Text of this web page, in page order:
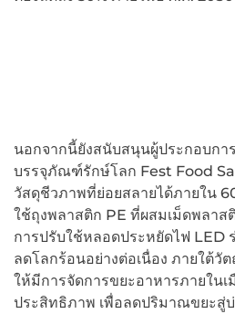
นอกจากนี้ยังสนับสนุนผู้ประกอบกา
บรรจุภัณฑ์รักษ์โลก Fest Food
วัสดุชีวภาพที่ย่อยสลายได้ภายใน
ใช้ถุงพลาสติก PE ที่ผสมเม็ดพลาส
การปรับใช้หลอดประหยัดไฟ LED
ลดโลกร้อนอย่างต่อเนื่อง ภายใต้วั
ให้มีการจัดการขยะอาหารภายใน
ประสิทธิภาพ เพื่อลดปริมาณขยะสู่